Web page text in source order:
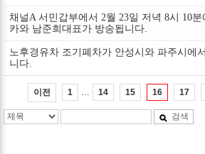
채널A 서민갑부에서 2월 23일 저녁 8시 10분
카와 남준희대표가 방송됩니다.
노후경유차 조기폐차가 안성시와 파주시에
니다.
이전 1 14 15 16 17
검색